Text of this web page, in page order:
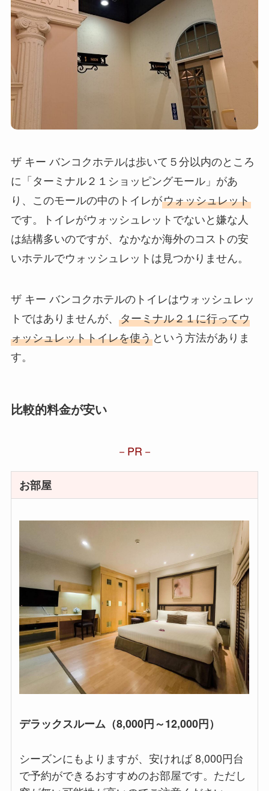
ザ キー バンコクホテルは歩いて５分以内のところ
に「ターミナル２１ショッピングモール」があ
り、このモールの中のトイレがウォッシュレット
です。トイレがウォッシュレットでないと嫌な人
は結構多いのですが、なかなか海外のコストの安
いホテルでウォッシュレットは見つかりません。
ザ キー バンコクホテルのトイレはウォッシュレッ
トではありませんが、 ターミナル２１に行ってウ
ォッシュレットトイレを使うという方法がありま
す。
比較的料金が安い
PR
お部屋
デラックスルーム（8,000円～12,000円）
シーズンにもよりますが、安ければ 8,000円台
で予約ができるおすすめのお部屋です。ただし